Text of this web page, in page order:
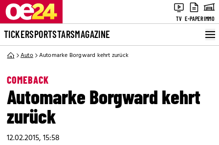
TV E-PAPERIMMO
TICKERSPORTSTARSMAGAZINE
Auto Automarke Borgward kehrt zurück
COMEBACK
Automarke Borgward kehrt
zurück
12.02.2015, 15:58